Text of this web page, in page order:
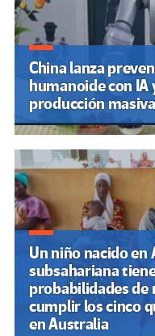
China lanza
humanoide con IA
producción
Un niño nacido en
subsahariana
probabilidades de
cumplir los cinco
en Australia